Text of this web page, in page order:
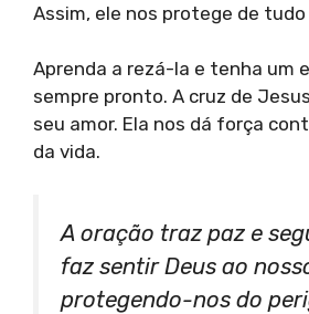
Assim, ele nos protege de tudo
Aprenda a rezá-la e tenha um
sempre pronto. A cruz de
seu amor. Ela nos dá força
da vida.
A oração traz paz e
faz sentir Deus ao
protegendo-nos do